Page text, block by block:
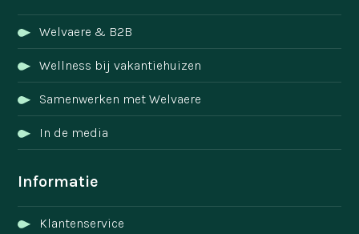
Welvaere & B2B
Wellness bij vakantiehuizen
Samenwerken met Welvaere
In de media
Informatie
Klantenservice